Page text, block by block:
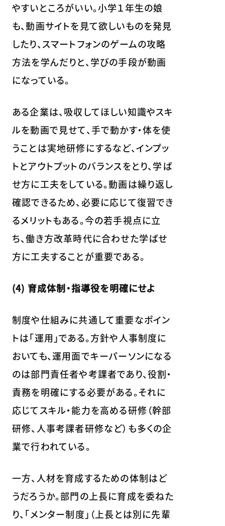
やすいところがいい。小学１年生の娘
も、動画サイトを見て欲しいものを発見
したり、スマートフォンのゲームの攻略
方法を学んだりと、学びの手段が動画
になっている。
ある企業は、吸収してほしい知識やスキ
ルを動画で見せて、手で動かす・体を使
うことは実地研修にするなど、インプッ
トとアウトプットのバランスをとり、学ば
せ方に工夫をしている。動画は繰り返し
確認できるため、必要に応じて復習でき
るメリットもある。今の若手視点に立
ち、働き方改革時代に合わせた学ばせ
方に工夫することが重要である。
(4) 育成体制・指導役を明確にせよ
制度や仕組みに共通して重要なポイン
トは「運用」である。方針や人事制度に
おいても、運用面でキーパーソンになる
のは部門責任者や考課者であり、役割・
責務を明確にする必要がある。それに
応じてスキル・能力を高める研修（幹部
研修、人事考課者研修など）も多くの企
業で行われている。
一方、人材を育成するための体制はど
うだろうか。部門の上長に育成を委ねた
り、「メンター制度」（上長とは別に先輩